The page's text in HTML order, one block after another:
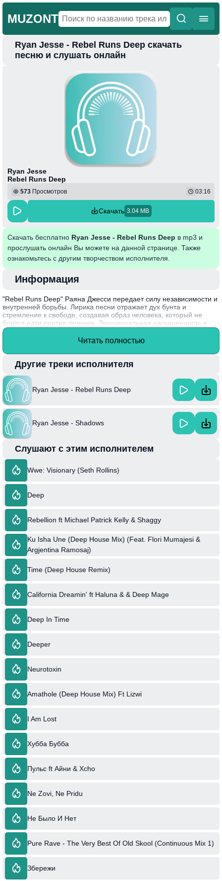
MUZONT
Главная
Ryan Jesse - Rebel Runs Deep скачать
песню и слушать онлайн
Ryan Jesse
Rebel Runs Deep
573 Просмотров 03:16
Скачать 3.04 MB
Скачать бесплатно Ryan Jesse - Rebel Runs Deep в mp3 и
прослушать онлайн Вы можете на данной странице. Также
ознакомьтесь с другим творчеством исполнителя.
Информация
"Rebel Runs Deep" Раяна Джесси передает силу независимости и
внутренней борьбы. Лирика песни отражает дух бунта и
стремление к свободе, создавая образ человека, который не
боится идти против течения. Эмоциональная насыщенность и
мелодия погружают слушателя в состояние поиска себя и своей
истинной сущности, заставляя задуматься о стоимости свободы и
Раян Джесси, выдающийся исполнитель и автор, известен своим
уникальным стилем и глубокой лирикой, что делает его песни
запоминающимися и резонирующими с широкой аудиторией.
Читать полностью
Другие треки исполнителя
Ryan Jesse - Rebel Runs Deep
Ryan Jesse - Shadows
Слушают с этим исполнителем
Wwe: Visionary (Seth Rollins)
Deep
Rebellion ft Michael Patrick Kelly & Shaggy
Ku Isha Une (Deep House Mix) (Feat. Flori Mumajesi &
Argjentina Ramosaj)
Time (Deep House Remix)
California Dreamin' ft Haluna & & Deep Mage
Deep In Time
Deeper
Neurotoxin
Amathole (Deep House Mix) Ft Lizwi
I Am Lost
Хубба Бубба
Пульс ft Айни & Xcho
Ne Zovi, Ne Pridu
Не Было И Нет
Pure Rave - The Very Best Of Old Skool (Continuous Mix 1)
Збережи